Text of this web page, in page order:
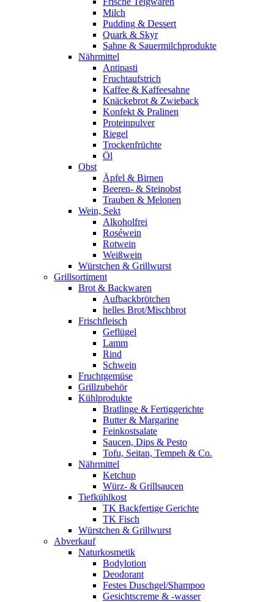
Milch
Pudding & Dessert
Quark & Skyr
Sahne & Sauermilchprodukte
Nährmittel
Antipasti
Fruchtaufstrich
Kaffee & Kaffeesahne
Knäckebrot & Zwieback
Konfekt & Pralinen
Proteinpulver
Riegel
Trockenfrüchte
Öl
Obst
Äpfel & Birnen
Beeren- & Steinobst
Trauben & Melonen
Wein, Sekt
Alkoholfrei
Roséwein
Rotwein
Weißwein
Würstchen & Grillwurst
Grillsortiment
Brot & Backwaren
Aufbackbrötchen
helles Brot/Mischbrot
Frischfleisch
Geflügel
Lamm
Rind
Schwein
Fruchtgemüse
Grillzubehör
Kühlprodukte
Bratlinge & Fertiggerichte
Butter & Margarine
Feinkostsalate
Saucen, Dips & Pesto
Tofu, Seitan, Tempeh & Co.
Nährmittel
Ketchup
Würz- & Grillsaucen
Tiefkühlkost
TK Backfertige Gerichte
TK Fisch
Würstchen & Grillwurst
Abverkauf
Naturkosmetik
Bodylotion
Deodorant
Festes Duschgel/Shampoo
Gesichtscreme & -wasser